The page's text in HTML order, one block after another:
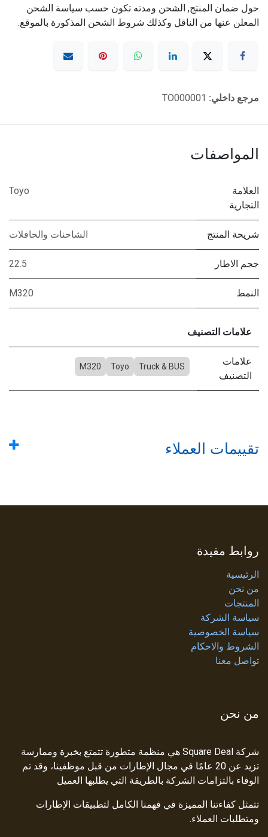
حول ضمان المنتج, الشحن ومدته تكون حسب سياسة الشحن
المعلن عنها من الناقل وكذلك شروط الشحن المذكورة بالموقع.
مرجع داخلي: TO000001
المواصفات
العلامة
التجارية
Toyo
شريحة المنتج الشاحنات والحافلات
ججم الاطار 22.5
النمط M320
علامات التصنيف
علامات
التصنيف
Truck & BUS
Toyo
M320
تقييمات العملاء
روابط مفيدة
الرئيسية
من نحن
المنتجات
سياسة الشركة
سياسة الخصوصية
الشروط والاحكام
تواصل معنا
من نحن
شركة Square Deal هي منظمة متطورة تتمتع بخبرة وممارسة
تزيد عن 20 عامًا في مجال الإطارات من قبل موظفينا، وقد تم
الوفاء بالتزامات الشركة بالطريقة التي يطلبها العميل
تتمثل كفاءتنا المميزة في فهمنا الكامل لتطبيقات الإطارات
ومتطلبات العملاء.